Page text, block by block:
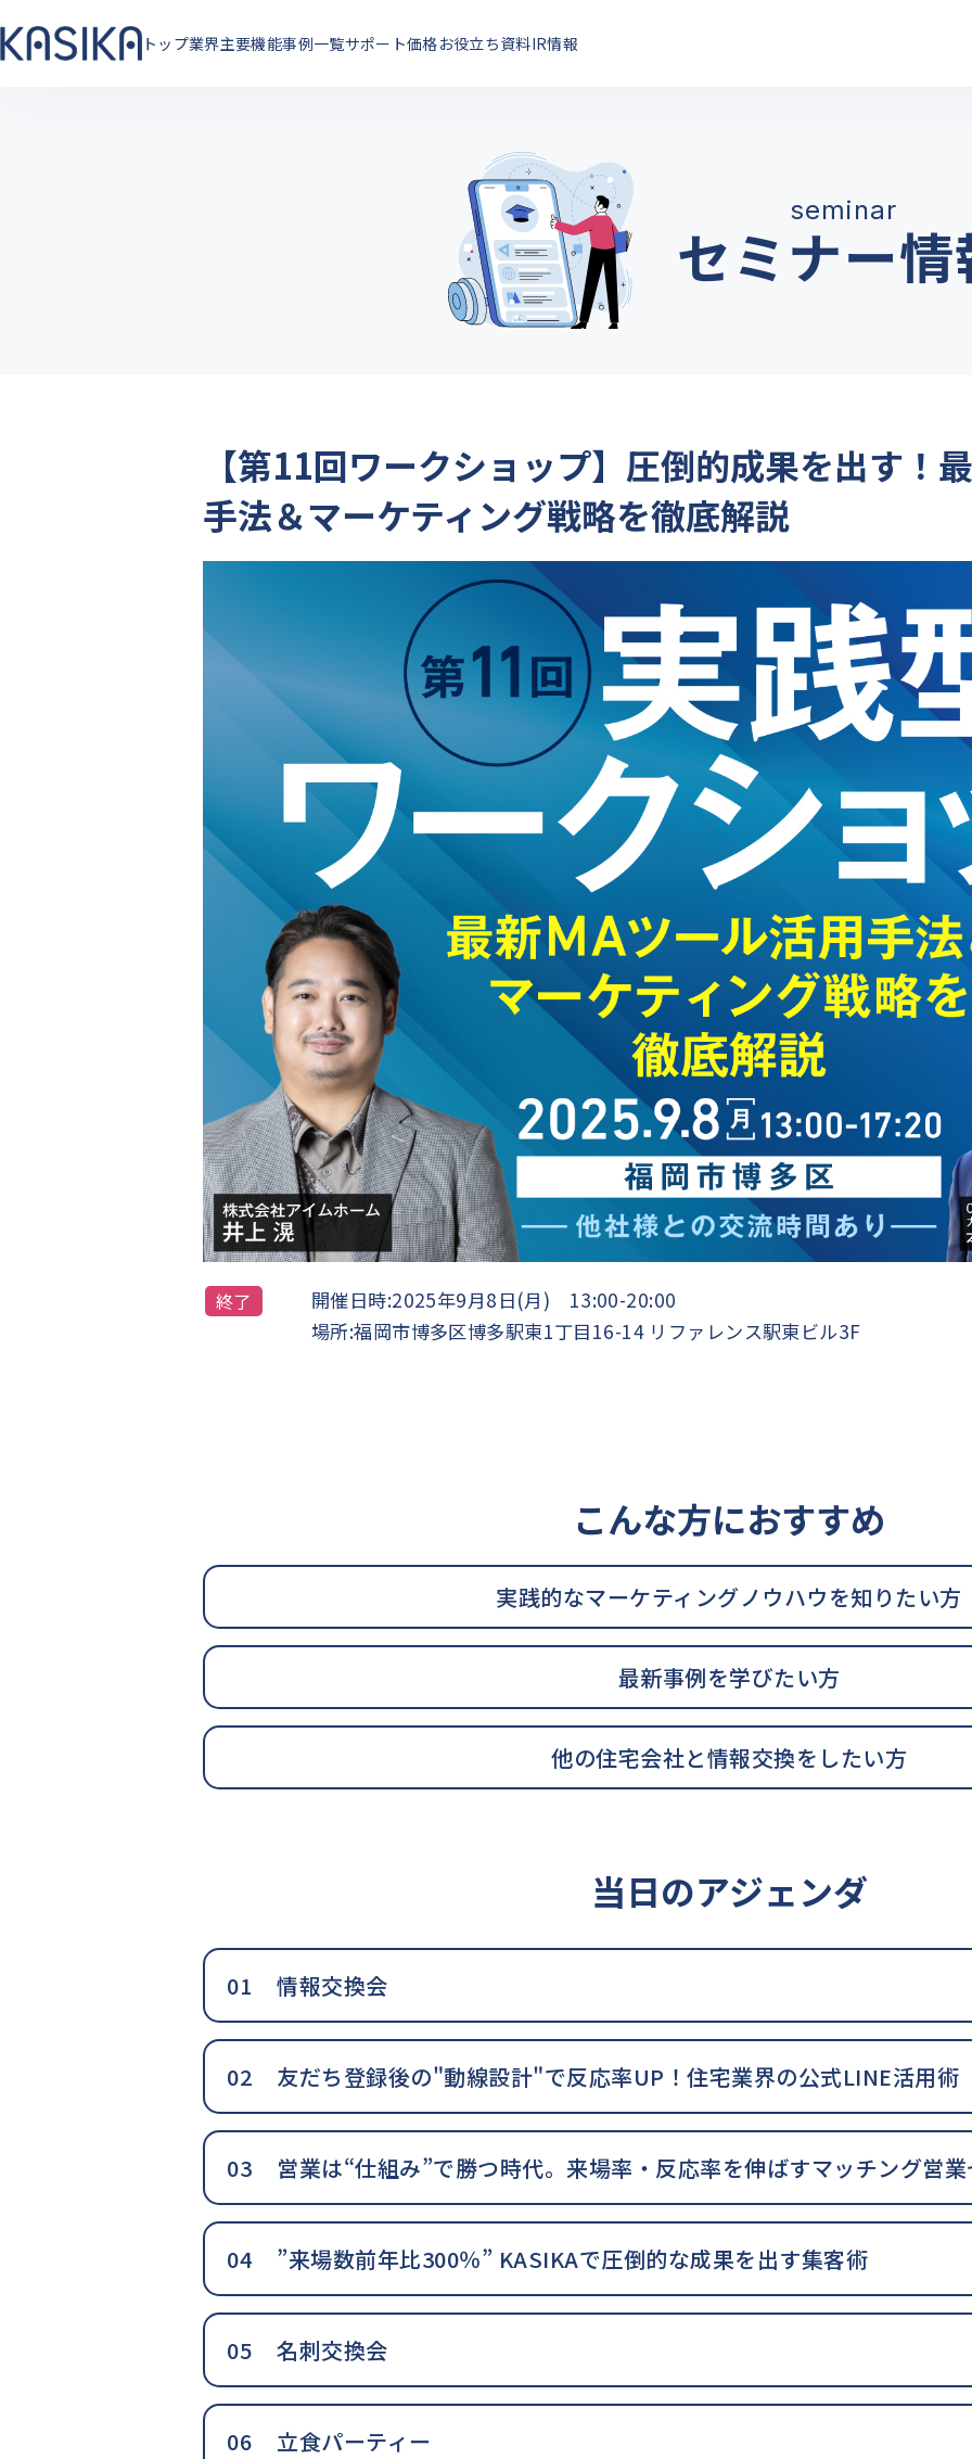
トップ業界主要機能事例一覧サポート価格お役立ち資料IR情報
セミナー情
【第11回ワークショップ】圧倒的成果を出す！
手法＆マーケティング戦略を徹底解説
終了 開催日時:2025年9月8日(月) 13:00-20:00
場所:福岡市博多区博多駅東1丁目16-14 リファレンス駅東ビル3F
こんな方におすすめ
実践的なマーケティングノウハウを知りたい方
最新事例を学びたい方
他の住宅会社と情報交換をしたい方
当日のアジェンダ
情報交換会
友だち登録後の"動線設計"で反応率UP！住宅業界の公式LINE活用術
営業は“仕組み”で勝つ時代。来場率・反応率を伸ばすマッチング営
”来場数前年比300％” KASIKAで圧倒的な成果を出す集客術
名刺交換会
立食パーティー